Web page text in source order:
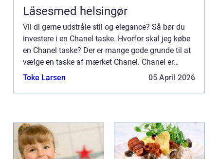
Låsesmed helsingør
Vil di gerne udstråle stil og elegance? Så bør du
investere i en Chanel taske. Hvorfor skal jeg købe
en Chanel taske? Der er mange gode grunde til at
vælge en taske af mærket Chanel. Chanel er
garant for den h&os...
Toke Larsen 05 April 2026